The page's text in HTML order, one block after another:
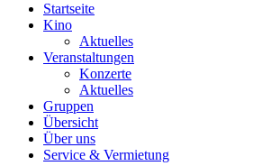
Startseite
Kino
Aktuelles
Veranstaltungen
Konzerte
Aktuelles
Gruppen
Übersicht
Über uns
Service & Vermietung